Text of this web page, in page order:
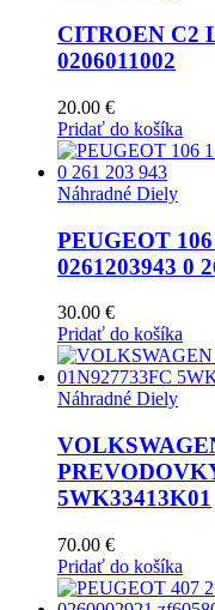
CITROEN C2
0206011002
20.00 €
Pridať do košíka
Náhradné Diely
PEUGEOT
0261203943 0
30.00 €
Pridať do košíka
Náhradné Diely
5WK33413K01
70.00 €
Pridať do košíka